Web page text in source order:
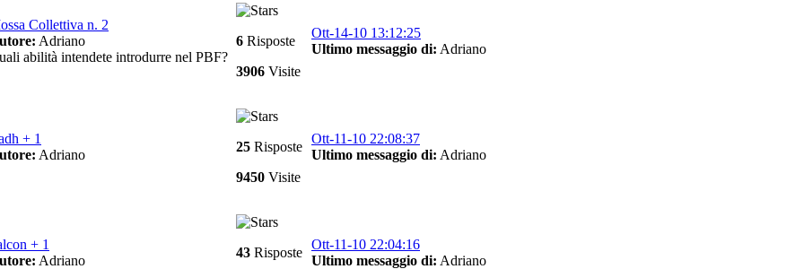
Collettiva n. 2
Adriano
abilità intendete introdurre nel PBF?
6 Risposte
3906 Visite
Ott-14-10 13:12:25
Ultimo messaggio di: Adriano
+ 1
Adriano
25 Risposte
9450 Visite
Ott-11-10 22:08:37
Ultimo messaggio di: Adriano
+ 1
Adriano
43 Risposte
Ott-11-10 22:04:16
Ultimo messaggio di: Adriano